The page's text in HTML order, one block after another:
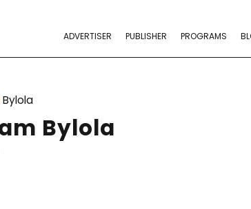
ADVERTISER PUBLISHER PROGRAMS
Bylola
Bylola